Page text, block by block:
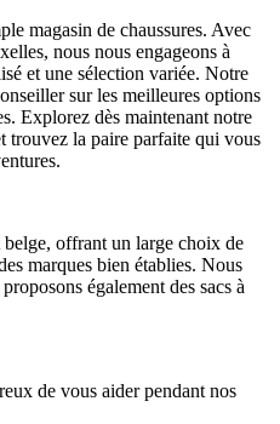
magasin de chaussures. Avec
nous nous engageons à
et une sélection variée. Notre
sur les meilleures options
Explorez dès maintenant notre
trouvez la paire parfaite qui vous
belge, offrant un large choix de
marques bien établies. Nous
également des sacs à
de vous aider pendant nos